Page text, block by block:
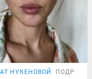
НУКЕНОВОЙ